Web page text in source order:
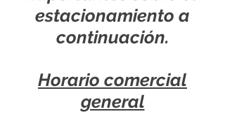
estacionamiento a
continuación.
Horario comercial
general